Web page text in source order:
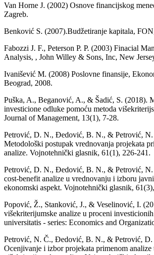
Van Horne J. (2002) Osnove financijskog
Zagreb.
Benković S. (2007).Budžetiranje kapitala,
Fabozzi J. F., Peterson P. P. (2003) Finacial
Analysis, , John Willey & Sons, Inc, New
Ivanišević M. (2008) Poslovne finansije,
Beograd, 2008.
Puška, A., Beganović, A., & Šadić, S. (2018).
investicione odluke pomoću metoda
Journal of Management, 13(1), 7-28.
Petrović, D. N., Đedović, B. N., & Petrović, N.
Metodološki postupak vrednovanja projekata
analize. Vojnotehnički glasnik, 61(1), 226-241.
Petrović, D. N., Đedović, B. N., & Petrović, N.
cost-benefit analize u vrednovanju i izboru
ekonomski aspekt. Vojnotehnički glasnik,
Popović, Ž., Stanković, J., & Veselinović, I.
višekriterijumske analize u proceni
universitatis - series: Economics and
Petrović, N. Č., Đedović, B. N., & Petrović, D.
Ocenjivanje i izbor projekata primenom